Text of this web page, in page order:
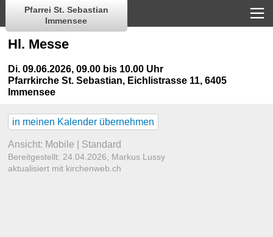
Pfarrei St. Sebastian
Immensee
Hl. Messe
Di. 09.06.2026, 09.00 bis 10.00 Uhr
Pfarrkirche St. Sebastian, Eichlistrasse 11, 6405
Immensee
in meinen Kalender übernehmen
Ansicht: Mobile Standard
Bereitgestellt: 24.04.2026, Markus Lussy
aktualisiert mit kirchenweb.ch